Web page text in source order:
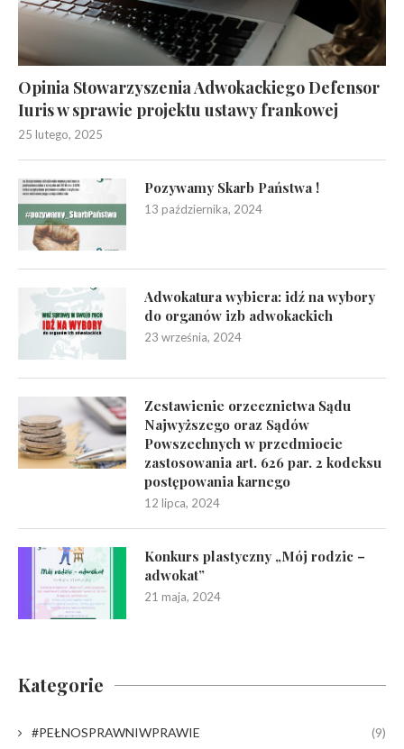
Opinia Stowarzyszenia Adwokackiego Defensor
Iuris w sprawie projektu ustawy frankowej
25 lutego, 2025
Pozywamy Skarb Państwa !
13 października, 2024
Adwokatura wybiera: idź na wybory
do organów izb adwokackich
23 września, 2024
Zestawienie orzecznictwa Sądu
Najwyższego oraz Sądów
Powszechnych w przedmiocie
zastosowania art. 626 par. 2 kodeksu
postępowania karnego
12 lipca, 2024
Konkurs plastyczny „Mój rodzic –
adwokat”
21 maja, 2024
Kategorie
#PEŁNOSPRAWNIWPRAWIE (9)